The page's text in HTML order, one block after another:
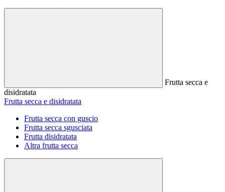
Frutta secca e
disidratata
Frutta secca e disidratata
Frutta secca con guscio
Frutta secca sgusciata
Frutta disidratata
Altra frutta secca